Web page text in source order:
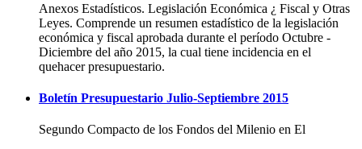
Anexos Estadísticos. Legislación Económica ¿ Fiscal y Otras
Leyes. Comprende un resumen estadístico de la legislación
económica y fiscal aprobada durante el período Octubre -
Diciembre del año 2015, la cual tiene incidencia en el
quehacer presupuestario.
Boletín Presupuestario Julio-Septiembre 2015
Segundo Compacto de los Fondos del Milenio en El